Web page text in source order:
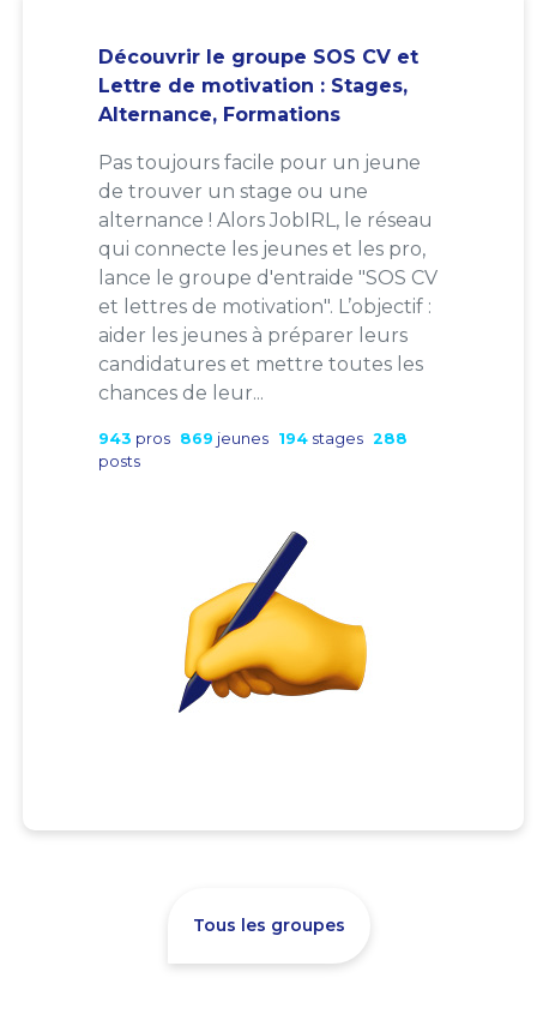
Découvrir le groupe SOS CV et
Lettre de motivation : Stages,
Alternance, Formations
Pas toujours facile pour un jeune
de trouver un stage ou une
alternance ! Alors JobIRL, le réseau
qui connecte les jeunes et les pro,
lance le groupe d'entraide "SOS CV
et lettres de motivation". L’objectif :
aider les jeunes à préparer leurs
candidatures et mettre toutes les
chances de leur...
943 pros 869 jeunes 194 stages 288
posts
Tous les groupes